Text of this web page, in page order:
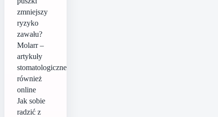
zmniejszy
ryzyko
zawału?
Molarr –
artykuły
stomatologiczne
również
online
Jak sobie
radzić z